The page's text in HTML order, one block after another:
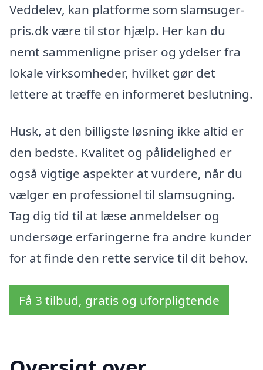
Veddelev, kan platforme som slamsuger-
pris.dk være til stor hjælp. Her kan du
nemt sammenligne priser og ydelser fra
lokale virksomheder, hvilket gør det
lettere at træffe en informeret beslutning.
Husk, at den billigste løsning ikke altid er
den bedste. Kvalitet og pålidelighed er
også vigtige aspekter at vurdere, når du
vælger en professionel til slamsugning.
Tag dig tid til at læse anmeldelser og
undersøge erfaringerne fra andre kunder
for at finde den rette service til dit behov.
Få 3 tilbud, gratis og uforpligtende